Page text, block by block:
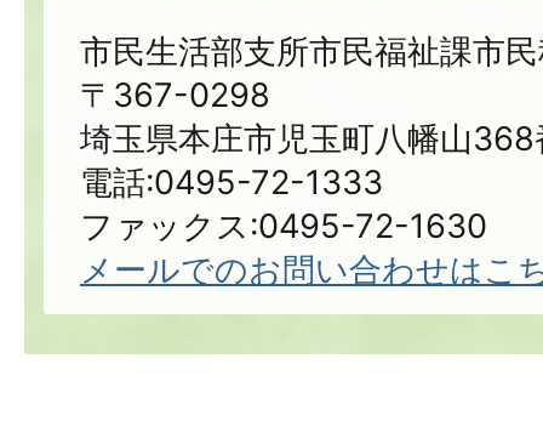
市民生活部支所市民福祉課市
〒367-0298
埼玉県本庄市児玉町八幡山368
電話:0495-72-1333
ファックス:0495-72-1630
メールでのお問い合わせはこ